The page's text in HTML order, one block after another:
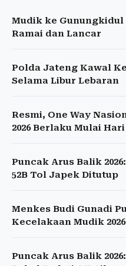
Mudik ke
Ramai dan Lancar
Polda Jateng Kawal
Selama Libur Lebaran
Resmi, One Way
2026 Berlaku Mulai
Puncak Arus Balik
52B Tol Japek Ditutup
Menkes Budi Gunadi
Kecelakaan Mudik 2026
Puncak Arus Balik